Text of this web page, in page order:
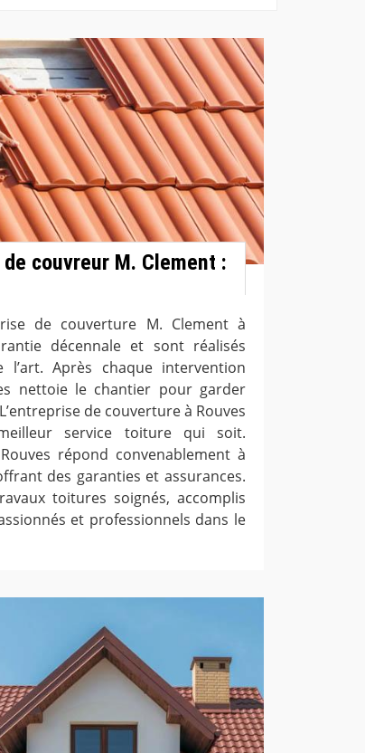
couvreur M. Clement :
de couverture M. Clement à
décennale et sont réalisés
Après chaque intervention
nettoie le chantier pour garder
de couverture à Rouves
service toiture qui soit.
répond convenablement à
des garanties et assurances.
toitures soignés, accomplis
et professionnels dans le